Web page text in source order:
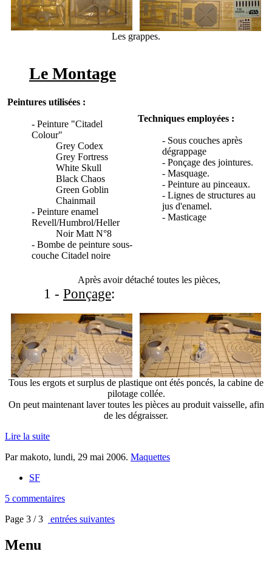
Les grappes.
Le Montage
Peintures utilisées :
- Peinture "Citadel
Colour"
Grey Codex
Grey Fortress
White Skull
Black Chaos
Green Goblin
Chainmail
- Peinture enamel
Revell/Humbrol/Heller
Noir Matt N°8
- Bombe de peinture sous-
couche Citadel noire
Techniques employées :
- Sous couches après
dégrappage
- Ponçage des jointures.
- Masquage.
- Peinture au pinceaux.
- Lignes de structures au
jus d'enamel.
- Masticage
Après avoir détaché toutes les pièces,
1 - Ponçage:
Tous les ergots et surplus de plastique ont étés poncés, la cabine de
pilotage collée.
On peut maintenant laver toutes les pièces au produit vaisselle, afin
de les dégraisser.
Lire la suite
Par makoto, lundi, 29 mai 2006. Maquettes
SF
5 commentaires
Page 3 / 3
entrées suivantes
Menu